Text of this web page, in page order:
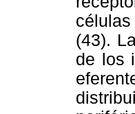
(43).
de los